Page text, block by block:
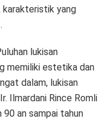
karakteristik yang
lukisan
memiliki estetika dan
dalam, lukisan
Ilmardani Rince Romli
an sampai tahun